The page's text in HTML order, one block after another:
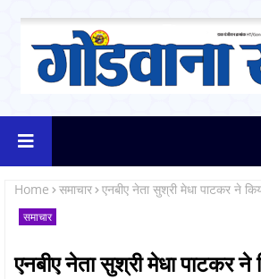
Home समाचार एनबीए नेता सुश्री मेधा पाटकर ने
समाचार
एनबीए नेता सुश्री मेधा पाटकर